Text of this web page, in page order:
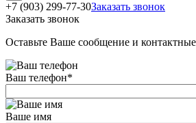
+7 (903) 299-77-30Заказать звонок
Заказать звонок
Оставьте Ваше сообщение и
Ваш телефон*
Ваше имя